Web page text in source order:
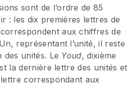
sont de l’ordre de 85
: les dix premières lettres de
aux chiffres de
représentant l’unité, il reste
des unités. Le Youd, dixième
la dernière lettre des unités et
correspondant aux